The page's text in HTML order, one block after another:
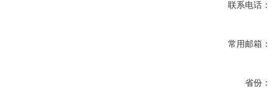
联系电话：
常用邮箱：
省份：